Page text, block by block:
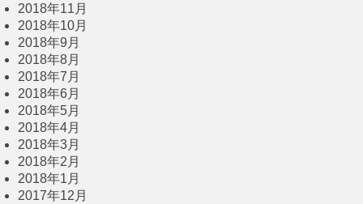
2018年11月
2018年10月
2018年9月
2018年8月
2018年7月
2018年6月
2018年5月
2018年4月
2018年3月
2018年2月
2018年1月
2017年12月